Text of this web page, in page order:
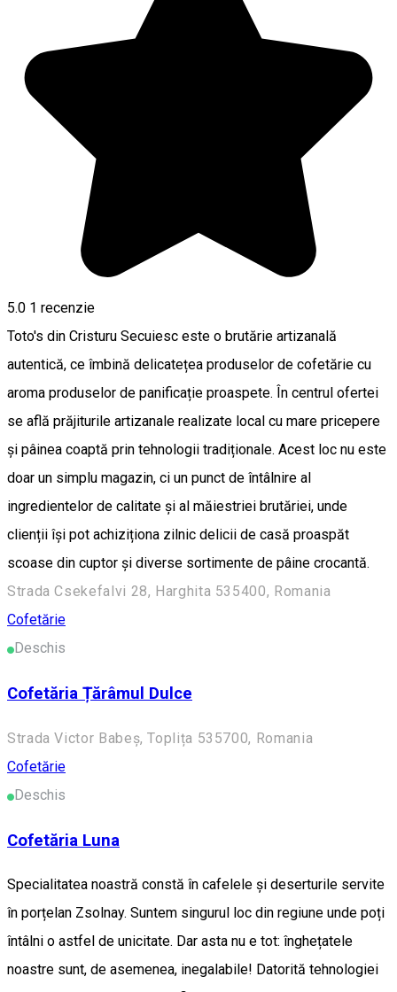
5.0 1 recenzie
Toto's din Cristuru Secuiesc este o brutărie artizanală
autentică, ce îmbină delicatețea produselor de cofetărie cu
aroma produselor de panificație proaspete. În centrul ofertei
se află prăjiturile artizanale realizate local cu mare pricepere
și pâinea coaptă prin tehnologii tradiționale. Acest loc nu este
doar un simplu magazin, ci un punct de întâlnire al
ingredientelor de calitate și al măiestriei brutăriei, unde
clienții își pot achiziționa zilnic delicii de casă proaspăt
scoase din cuptor și diverse sortimente de pâine crocantă.
Strada Csekefalvi 28, Harghita 535400, Romania
Cofetărie
Deschis
Cofetăria Țărâmul Dulce
Strada Victor Babeș, Toplița 535700, Romania
Cofetărie
Deschis
Cofetăria Luna
Specialitatea noastră constă în cafelele și deserturile servite
în porțelan Zsolnay. Suntem singurul loc din regiune unde poți
întâlni o astfel de unicitate. Dar asta nu e tot: înghețatele
noastre sunt, de asemenea, inegalabile! Datorită tehnologiei